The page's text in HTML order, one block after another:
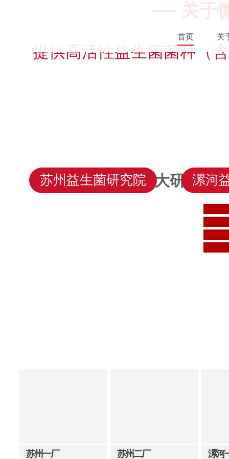
首页 关
关于
提供高活性益生菌菌种（
三大研究院
苏州益生菌研究院 漯河
苏州一厂 苏州二厂 漯河